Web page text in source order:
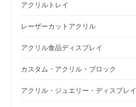
アクリルトレイ
レーザーカットアクリル
アクリル食品ディスプレイ
カスタム・アクリル・ブロック
アクリル・ジュエリー・ディスプレイ